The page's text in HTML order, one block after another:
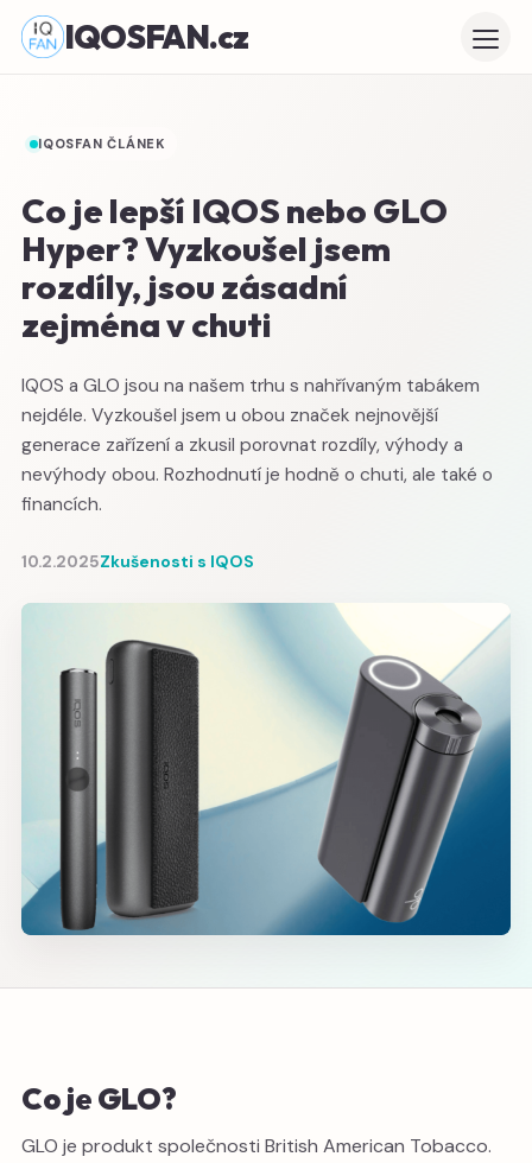
IQOSFAN.cz
IQOSFAN ČLÁNEK
Co je lepší IQOS nebo GLO
Hyper? Vyzkoušel jsem
rozdíly, jsou zásadní
zejména v chuti
IQOS a GLO jsou na našem trhu s nahřívaným tabákem
nejdéle. Vyzkoušel jsem u obou značek nejnovější
generace zařízení a zkusil porovnat rozdíly, výhody a
nevýhody obou. Rozhodnutí je hodně o chuti, ale také o
financích.
10.2.2025Zkušenosti s IQOS
Co je GLO?
GLO je produkt společnosti British American Tobacco.